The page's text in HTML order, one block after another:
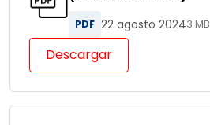
PDF 22 agosto 20243 MB
Descargar